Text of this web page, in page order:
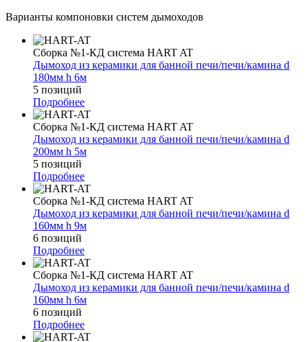
Варианты компоновки систем дымоходов
Сборка №1-КД система HART AT
Дымоход из керамики для банной печи/печи/камина d
180мм h 6м
5 позиций
Подробнее
Сборка №1-КД система HART AT
Дымоход из керамики для банной печи/печи/камина d
200мм h 5м
5 позиций
Подробнее
Сборка №1-КД система HART AT
Дымоход из керамики для банной печи/печи/камина d
160мм h 9м
6 позиций
Подробнее
Сборка №1-КД система HART AT
Дымоход из керамики для банной печи/печи/камина d
160мм h 6м
6 позиций
Подробнее